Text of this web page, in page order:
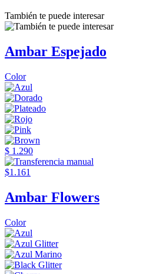
También te puede interesar
Ambar Espejado
Color
$ 1.290
$1.161
Ambar Flowers
Color